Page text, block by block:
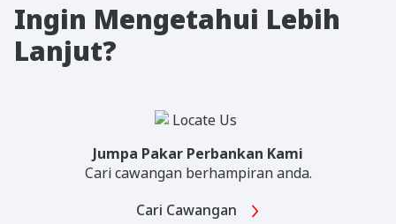
Ingin Mengetahui Lebih
Lanjut?
Jumpa Pakar Perbankan Kami
Cari cawangan berhampiran anda.
Cari Cawangan